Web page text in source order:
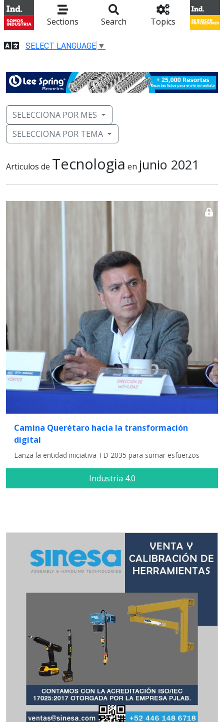
Sections Search Topics
SELECT LANGUAGE ▼
SELECCIONA POR MES
SELECCIONA POR TEMA
Articulos de Tecnologia en junio 2021
Camina Querétaro hacia la transformación
digital
Lanza la entidad iniciativa TD 2035 para sumar esfuerzos
Industria 4.0